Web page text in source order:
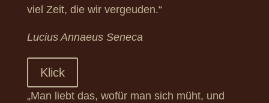
viel Zeit, die wir vergeuden.“
Lucius Annaeus Seneca
Klick
„Man liebt das, wofür man sich müht, und